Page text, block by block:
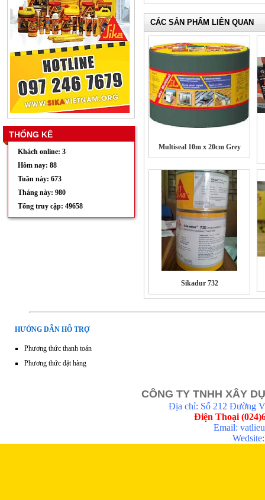
THỐNG KÊ
Khách online: 3
Hôm nay: 88
Tuần này: 673
Tháng này: 980
Tổng truy cập: 49658
CÁC SẢN PHẨM LIÊN QUAN
Multiseal 10m x 20cm Grey
Sikadur 732
HƯỚNG DẪN HỖ TRỢ
Phương thức thanh toán
Phương thức đặt hàng
CÔNG TY TNHH XÂY
Địa chỉ: Số 212 Đường
Điện Thoại
Email: